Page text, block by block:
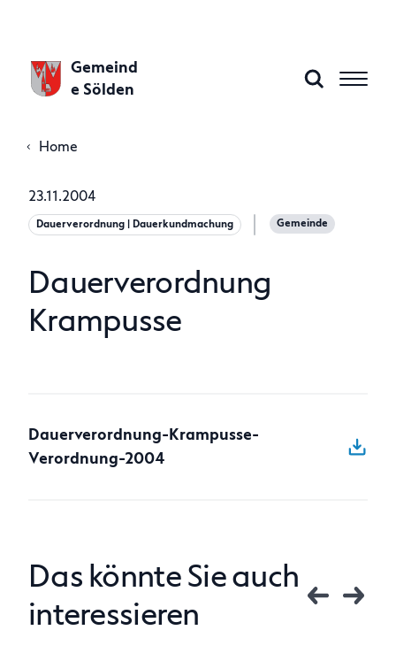
Gemeind
e Sölden
Aktuelles
Gemeindeamt
Anfragen
Home
23.11.2004
Dauerverordnung | Dauerkundmachung Gemeinde
Dauerverordnung
Krampusse
Dauerverordnung-Krampusse-
Verordnung-2004
Das könnte Sie auch
interessieren